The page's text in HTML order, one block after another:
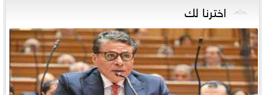
اخترنا لك